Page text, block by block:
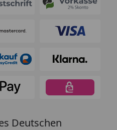
Deutschen